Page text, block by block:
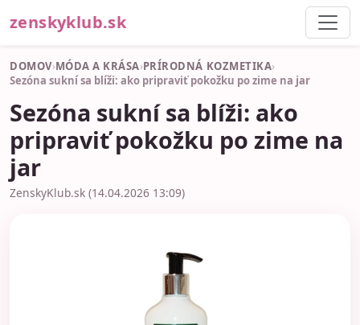
zenskyklub.sk
DOMOV›MÓDA A KRÁSA›PRÍRODNÁ KOZMETIKA›
Sezóna sukní sa blíži: ako pripraviť pokožku po zime na jar
Sezóna sukní sa blíži: ako
pripraviť pokožku po zime na
jar
ZenskyKlub.sk (14.04.2026 13:09)